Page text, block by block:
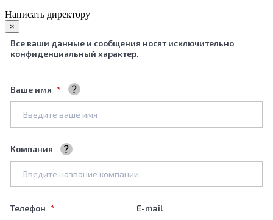
Написать директору
×
Все ваши данные и сообщения носят исключительно
конфиденциальный характер.
Ваше имя
Компания
Телефон E-mail